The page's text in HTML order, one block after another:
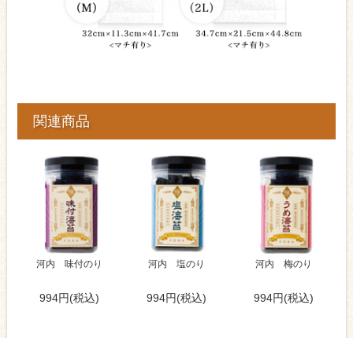
関連商品
河内 味付のり
994円(税込)
河内 塩のり
994円(税込)
河内 梅のり
994円(税込)